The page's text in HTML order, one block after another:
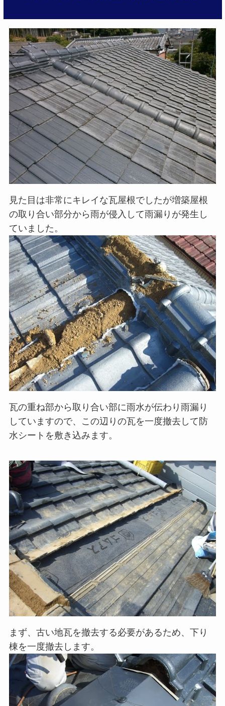
見た目は非常にキレイな瓦屋根でしたが増築屋根
の取り合い部分から雨が侵入して雨漏りが発生し
ていました。
瓦の重ね部から取り合い部に雨水が伝わり雨漏り
していますので、この辺りの瓦を一度撤去して防
水シートを敷き込みます。
まず、古い地瓦を撤去する必要があるため、下り
棟を一度撤去します。